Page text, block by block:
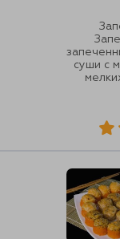
суши с